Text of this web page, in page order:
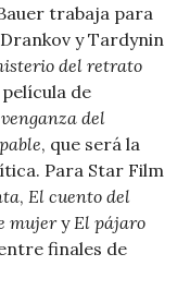
trabaja para
y Tardynin
del retrato
de
del
, que será la
Para Star Film
, El cuento del
mujeryEl pájaro
finales de